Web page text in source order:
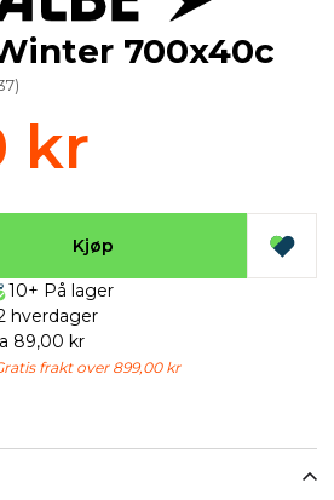
700x40c
)
kr
Kjøp
10+ På lager
hverdager
89,00 kr
frakt over 899,00 kr